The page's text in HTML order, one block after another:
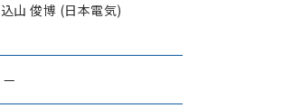
込山 俊博 (日本電気)
—